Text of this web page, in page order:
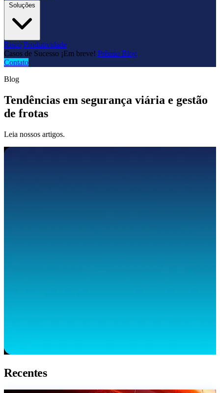
Soluções
Risco Produtividade
Casos de Sucesso ¡Em breve! Prêmio Blog
Contato
Blog
Tendências em segurança viária e gestão
de frotas
Leia nossos artigos.
Recentes